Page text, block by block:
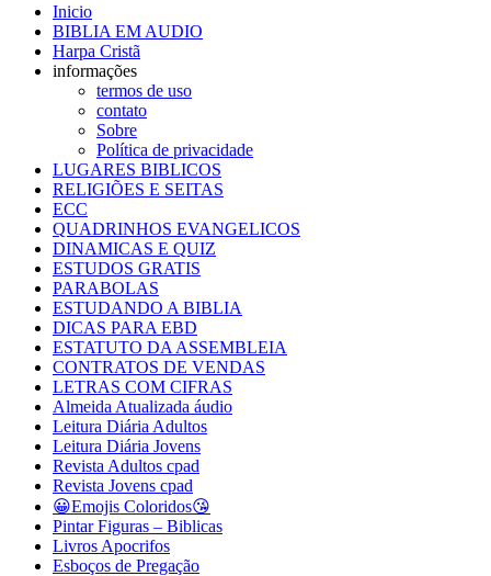
Inicio
BIBLIA EM AUDIO
Harpa Cristã
informações
termos de uso
contato
Sobre
Política de privacidade
LUGARES BIBLICOS
RELIGIÕES E SEITAS
ECC
QUADRINHOS EVANGELICOS
DINAMICAS E QUIZ
ESTUDOS GRATIS
PARABOLAS
ESTUDANDO A BIBLIA
DICAS PARA EBD
ESTATUTO DA ASSEMBLEIA
CONTRATOS DE VENDAS
LETRAS COM CIFRAS
Almeida Atualizada áudio
Leitura Diária Adultos
Leitura Diária Jovens
Revista Adultos cpad
Revista Jovens cpad
😀Emojis Coloridos😘
Pintar Figuras – Biblicas
Livros Apocrifos
Esboços de Pregação